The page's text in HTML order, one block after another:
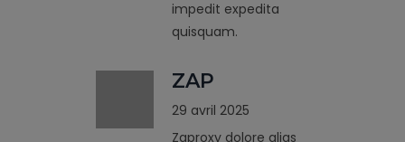
impedit expedita
quisquam.
ZAP
29 avril 2025
Zaproxy dolore alias